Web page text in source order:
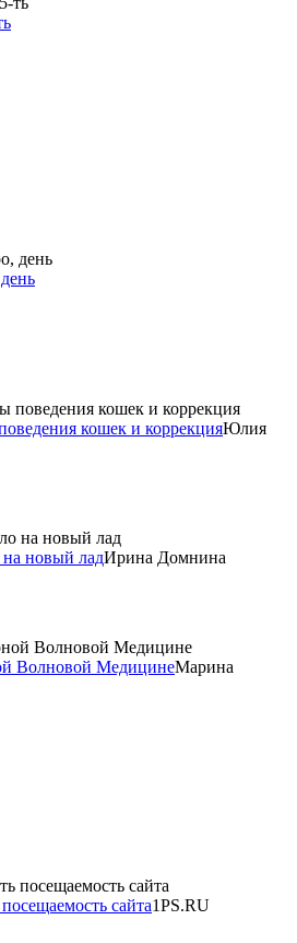
кошек и коррекцияЮлия
на новый ладИрина Домнина
Волновой МедицинеМарина
сайта1PS.RU